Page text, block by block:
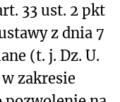
33 ust. 2 pkt
z dnia 7
(t. j. Dz. U.
zakresie